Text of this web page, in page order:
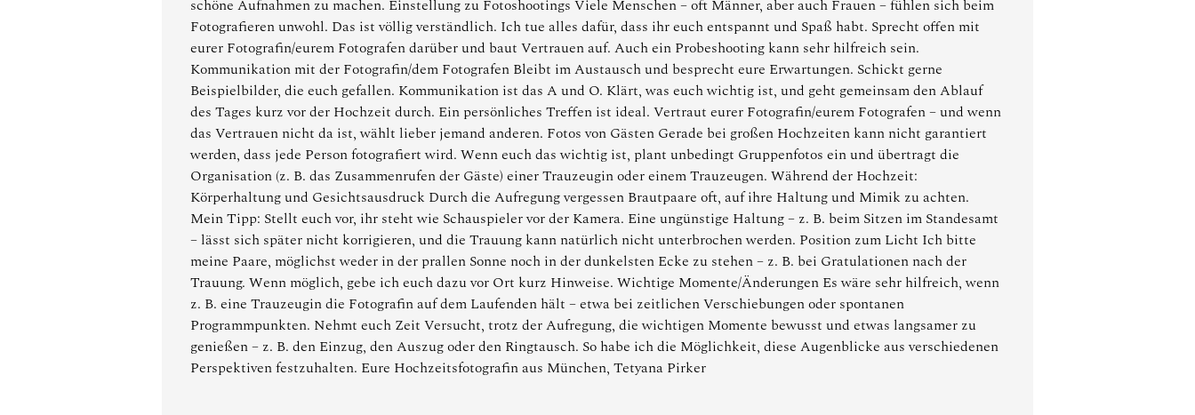
schöne Aufnahmen zu machen. Einstellung zu Fotoshootings Viele Menschen – oft Männer, aber auch Frauen – fühlen sich beim
Fotografieren unwohl. Das ist völlig verständlich. Ich tue alles dafür, dass ihr euch entspannt und Spaß habt. Sprecht offen mit
eurer Fotografin/eurem Fotografen darüber und baut Vertrauen auf. Auch ein Probeshooting kann sehr hilfreich sein.
Kommunikation mit der Fotografin/dem Fotografen Bleibt im Austausch und besprecht eure Erwartungen. Schickt gerne
Beispielbilder, die euch gefallen. Kommunikation ist das A und O. Klärt, was euch wichtig ist, und geht gemeinsam den Ablauf
des Tages kurz vor der Hochzeit durch. Ein persönliches Treffen ist ideal. Vertraut eurer Fotografin/eurem Fotografen – und wenn
das Vertrauen nicht da ist, wählt lieber jemand anderen. Fotos von Gästen Gerade bei großen Hochzeiten kann nicht garantiert
werden, dass jede Person fotografiert wird. Wenn euch das wichtig ist, plant unbedingt Gruppenfotos ein und übertragt die
Organisation (z. B. das Zusammenrufen der Gäste) einer Trauzeugin oder einem Trauzeugen. Während der Hochzeit:
Körperhaltung und Gesichtsausdruck Durch die Aufregung vergessen Brautpaare oft, auf ihre Haltung und Mimik zu achten.
Mein Tipp: Stellt euch vor, ihr steht wie Schauspieler vor der Kamera. Eine ungünstige Haltung – z. B. beim Sitzen im Standesamt
– lässt sich später nicht korrigieren, und die Trauung kann natürlich nicht unterbrochen werden. Position zum Licht Ich bitte
meine Paare, möglichst weder in der prallen Sonne noch in der dunkelsten Ecke zu stehen – z. B. bei Gratulationen nach der
Trauung. Wenn möglich, gebe ich euch dazu vor Ort kurz Hinweise. Wichtige Momente/Änderungen Es wäre sehr hilfreich, wenn
z. B. eine Trauzeugin die Fotografin auf dem Laufenden hält – etwa bei zeitlichen Verschiebungen oder spontanen
Programmpunkten. Nehmt euch Zeit Versucht, trotz der Aufregung, die wichtigen Momente bewusst und etwas langsamer zu
genießen – z. B. den Einzug, den Auszug oder den Ringtausch. So habe ich die Möglichkeit, diese Augenblicke aus verschiedenen
Perspektiven festzuhalten. Eure Hochzeitsfotografin aus München, Tetyana Pirker